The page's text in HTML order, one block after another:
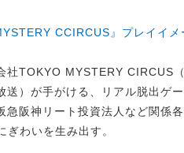
CCIRCUS』プレイイメ
TOKYO MYSTERY CIRCUS（
）が手がける、リアル脱出ゲ
阪神リート投資法人など関係
わいを生み出す。